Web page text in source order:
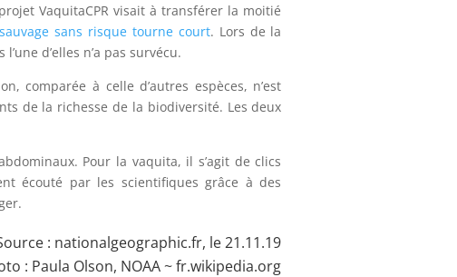
VaquitaCPR visait à transférer la moitié
sans risque tourne court. Lors de la
d’elles n’a pas survécu.
comparée à celle d’autres espèces, n’est
de la richesse de la biodiversité. Les deux
Pour la vaquita, il s’agit de clics
écouté par les scientifiques grâce à des
: nationalgeographic.fr, le 21.11.19
: Paula Olson, NOAA~fr.wikipedia.org